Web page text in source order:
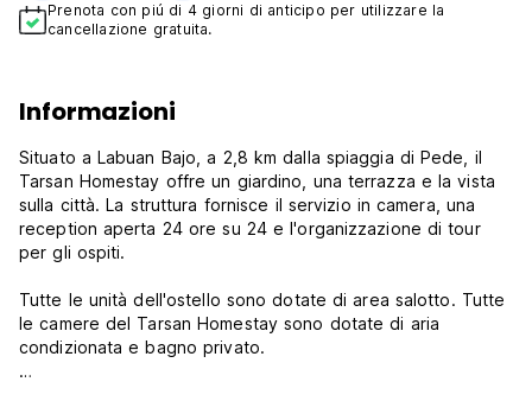
Prenota con piú di 4 giorni di anticipo per utilizzare la
cancellazione gratuita.
Informazioni
Situato a Labuan Bajo, a 2,8 km dalla spiaggia di Pede, il
Tarsan Homestay offre un giardino, una terrazza e la vista
sulla città. La struttura fornisce il servizio in camera, una
reception aperta 24 ore su 24 e l'organizzazione di tour
per gli ospiti.
Tutte le unità dell'ostello sono dotate di area salotto. Tutte
le camere del Tarsan Homestay sono dotate di aria
condizionata e bagno privato.